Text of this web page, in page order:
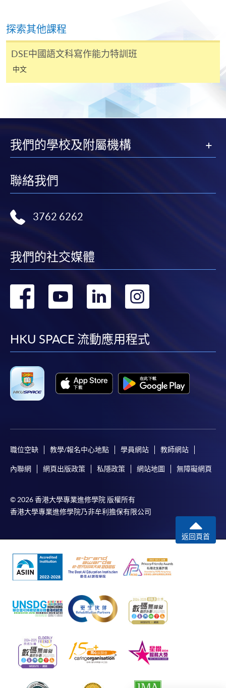
探索其他課程
DSE中國語文科寫作能力特訓班
中文
我們的學校及附屬機構
聯絡我們
3762 6262
我們的社交媒體
轉
facebook
轉
youtube
轉
linkedin
HKU SPACE 流動應用程式
職位空缺 教學/報名中心地點 學員網站 教師網站
內聯網 網頁出版政策 私隱政策 網站地圖 無障礙網頁
© 2026 香港大學專業進修學院 版權所有
香港大學專業進修學院乃非牟利擔保有限公司
返回頁首